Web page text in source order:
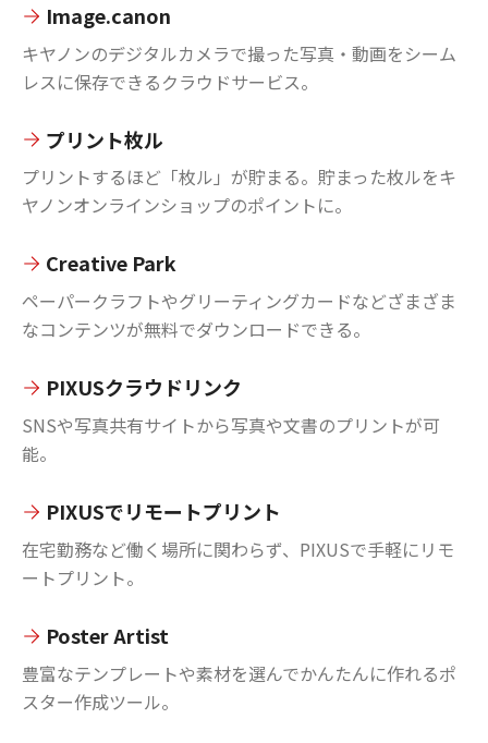
Image.canon
キヤノンのデジタルカメラで撮った写真・動画をシーム
レスに保存できるクラウドサービス。
プリント枚ル
プリントするほど「枚ル」が貯まる。貯まった枚ルをキ
ヤノンオンラインショップのポイントに。
Creative Park
ペーパークラフトやグリーティングカードなどざまざま
なコンテンツが無料でダウンロードできる。
PIXUSクラウドリンク
SNSや写真共有サイトから写真や文書のプリントが可
能。
PIXUSでリモートプリント
在宅勤務など働く場所に関わらず、PIXUSで手軽にリモ
ートプリント。
Poster Artist
豊富なテンプレートや素材を選んでかんたんに作れるポ
スター作成ツール。